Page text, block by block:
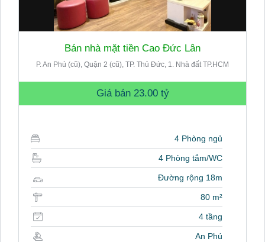
Bán nhà mặt tiền Cao Đức Lân
P. An Phú (cũ), Quận 2 (cũ), TP. Thủ Đức, 1. Nhà đất TP.HCM
Giá bán 23.00 tỷ
4 Phòng ngủ
4 Phòng tắm/WC
Đường rộng 18m
80 m²
4 tầng
An Phú